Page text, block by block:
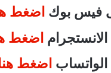
فيس بوك اضغط
اضغط
اضغط